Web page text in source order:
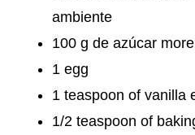
ambiente
100 g de azúcar
1 egg
1 teaspoon of vanilla
1/2 teaspoon of